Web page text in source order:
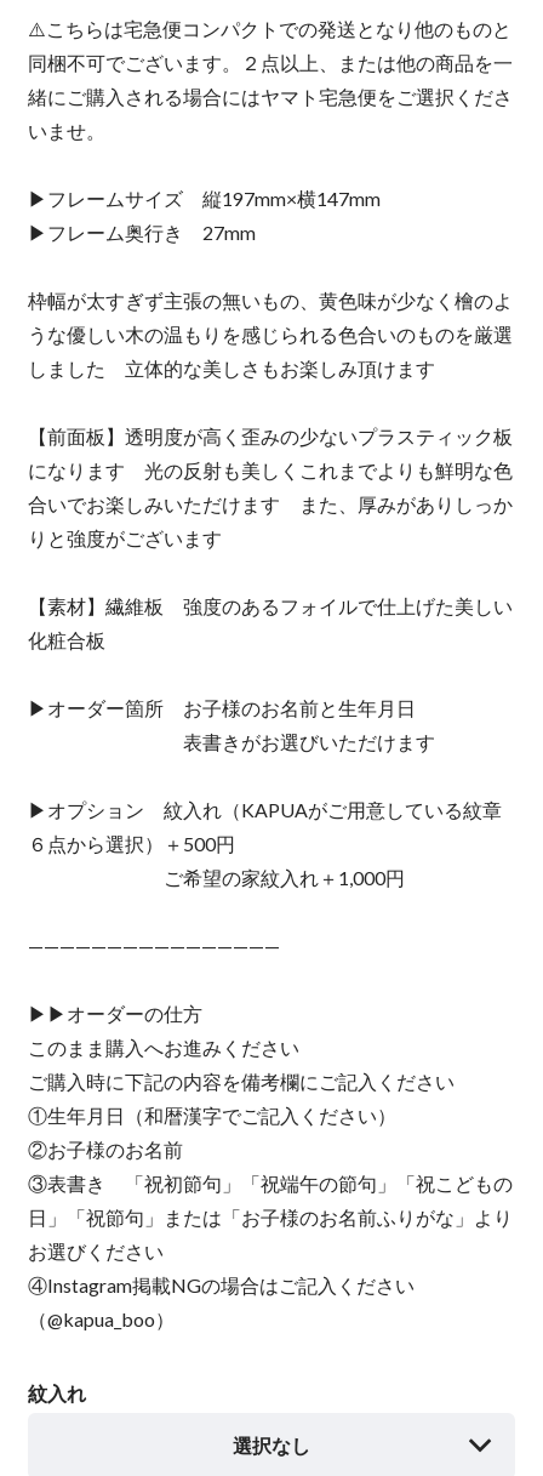
⚠️こちらは宅急便コンパクトでの発送となり他のものと
同梱不可でございます。２点以上、または他の商品を一
緒にご購入される場合にはヤマト宅急便をご選択くださ
いませ。
▶︎フレームサイズ 縦197mm×横147mm
▶︎フレーム奥行き 27mm
枠幅が太すぎず主張の無いもの、黄色味が少なく檜のよ
うな優しい木の温もりを感じられる色合いのものを厳選
しました 立体的な美しさもお楽しみ頂けます
【前面板】透明度が高く歪みの少ないプラスティック板
になります 光の反射も美しくこれまでよりも鮮明な色
合いでお楽しみいただけます また、厚みがありしっか
りと強度がございます
【素材】繊維板 強度のあるフォイルで仕上げた美しい
化粧合板
▶︎オーダー箇所 お子様のお名前と生年月日
表書きがお選びいただけます
▶︎オプション 紋入れ（KAPUAがご用意している紋章
６点から選択）＋500円
ご希望の家紋入れ＋1,000円
————————————————
▶︎▶︎オーダーの仕方
このまま購入へお進みください
ご購入時に下記の内容を備考欄にご記入ください
①生年月日（和暦漢字でご記入ください）
②お子様のお名前
③表書き 「祝初節句」「祝端午の節句」「祝こどもの
日」「祝節句」または「お子様のお名前ふりがな」より
お選びください
④Instagram掲載NGの場合はご記入ください
（@kapua_boo）
紋入れ
選択なし